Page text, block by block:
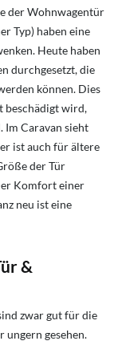
der Wohnwagentür
Typ) haben eine
Heute haben
durchgesetzt, die
können. Dies
beschädigt wird,
Caravan sieht
ist auch für ältere
der Tür
Komfort einer
neu ist eine
&
zwar gut für die
ungern gesehen.